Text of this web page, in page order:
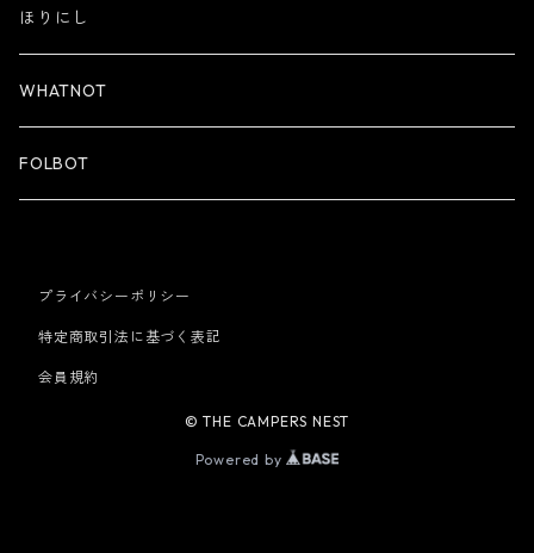
ほりにし
WHATNOT
FOLBOT
プライバシーポリシー
特定商取引法に基づく表記
会員規約
© THE CAMPERS NEST
Powered by